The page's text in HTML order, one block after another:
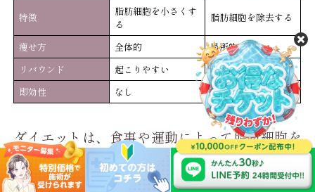
特徴
脂肪細胞を小さくす
る
脂肪細胞を除去する
痩せ方 全体的
局所的
リバウンド
起こりやすい
起こりにくい
即効性
なし 術後1ヶ月〜
ダイエットは、食事や運動によって脂肪細胞を
小さくする方法です。全体的に体重を落とす効